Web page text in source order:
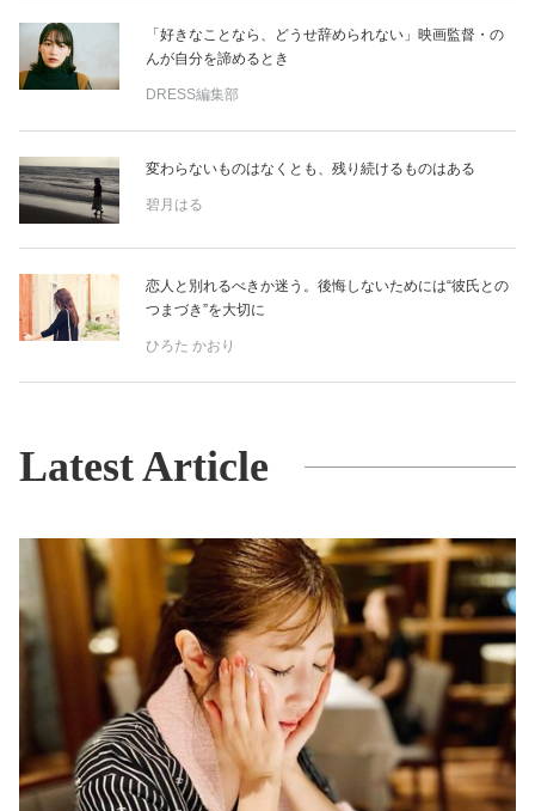
「好きなことなら、どうせ辞められない」映画監督・の
んが自分を諦めるとき
DRESS編集部
変わらないものはなくとも、残り続けるものはある
碧月はる
恋人と別れるべきか迷う。後悔しないためには“彼氏との
つまづき”を大切に
ひろた かおり
Latest Article